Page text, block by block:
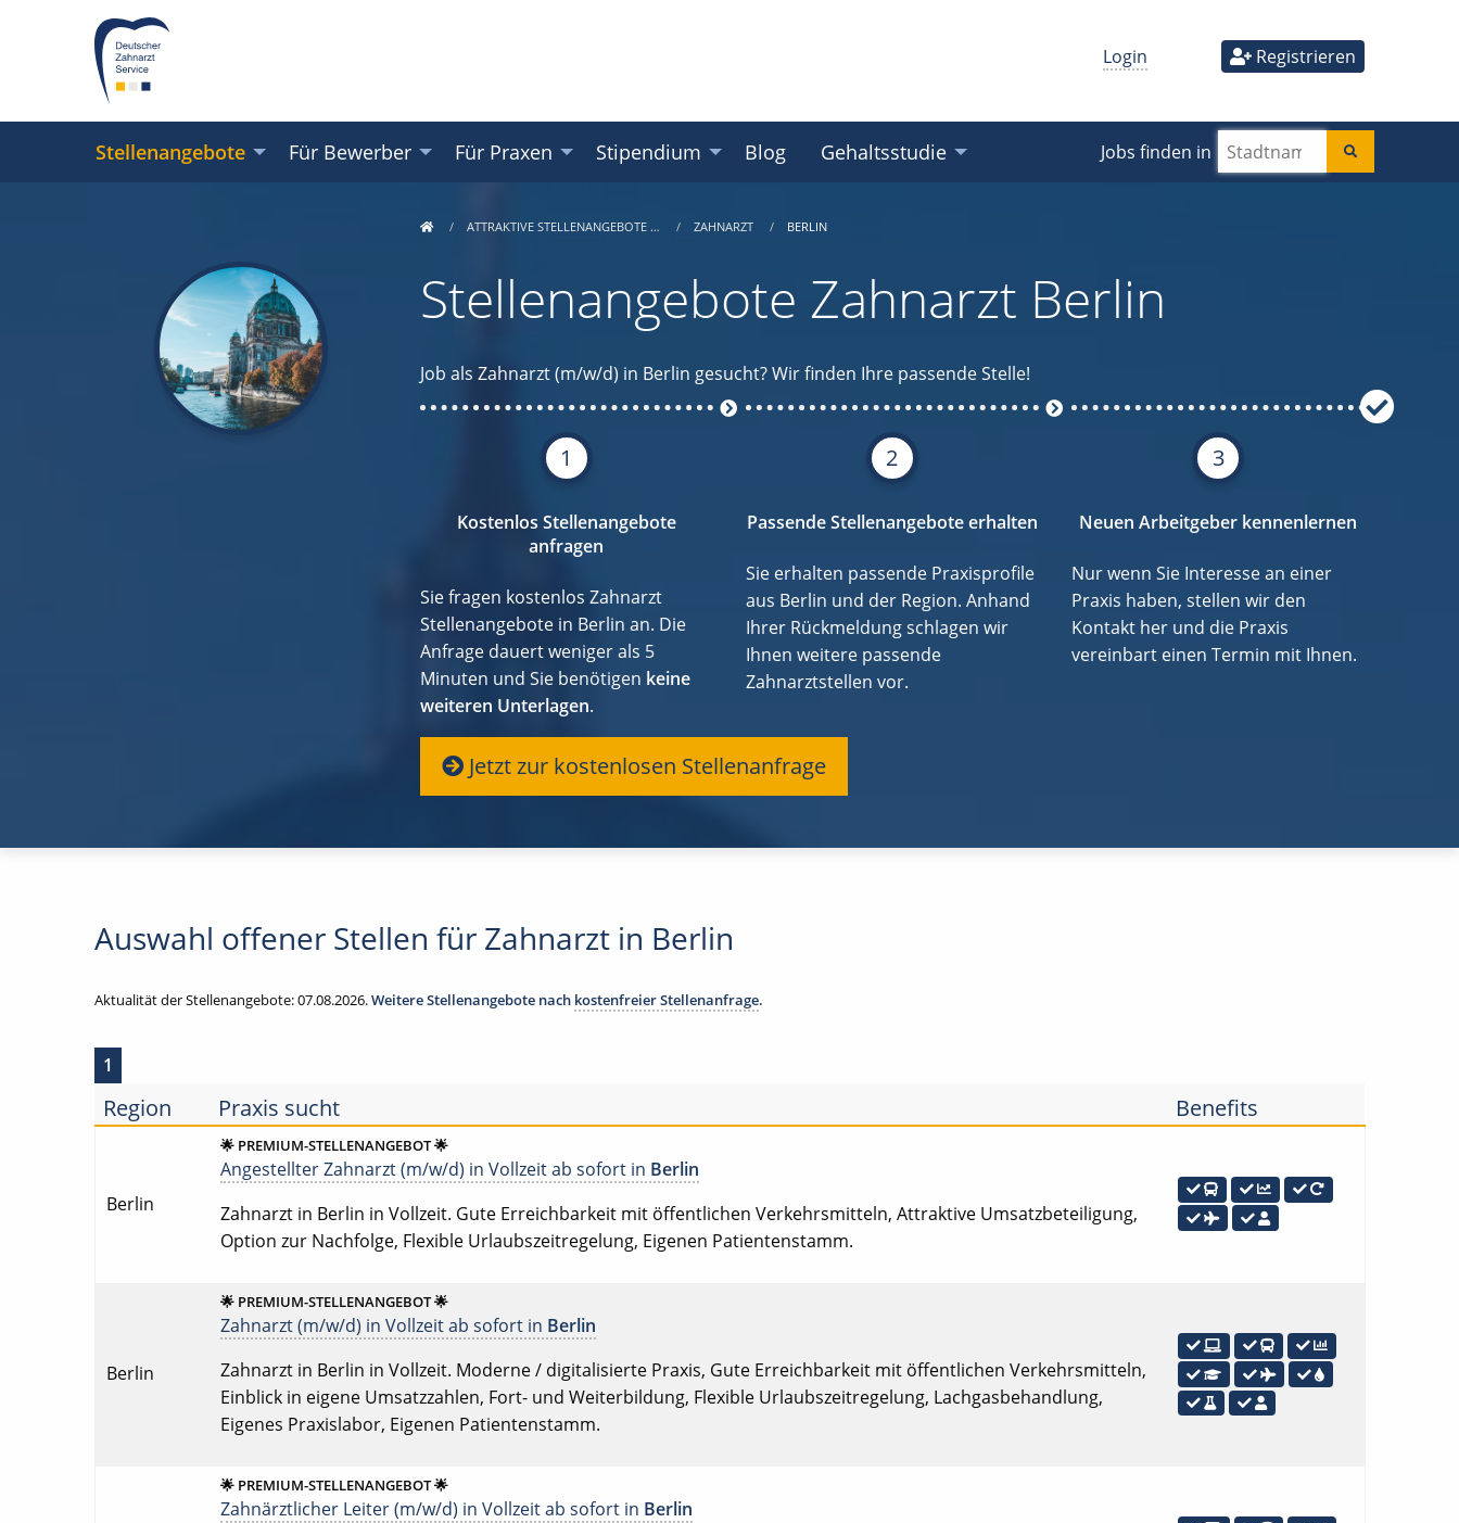
Login Registrieren
Stellenangebote Für Bewerber Für Praxen Stipendium Blog Gehaltsstudie Jobs finden in
ATTRAKTIVE STELLENANGEBOTE … ZAHNARZT BERLIN
Stellenangebote Zahnarzt Berlin
Job als Zahnarzt (m/w/d) in Berlin gesucht? Wir finden Ihre passende Stelle!
1
Kostenlos Stellenangebote
anfragen
Sie fragen kostenlos Zahnarzt
Stellenangebote in Berlin an. Die
Anfrage dauert weniger als 5
Minuten und Sie benötigen keine
weiteren Unterlagen.
2
Passende Stellenangebote erhalten
Sie erhalten passende Praxisprofile
aus Berlin und der Region. Anhand
Ihrer Rückmeldung schlagen wir
Ihnen weitere passende
Zahnarztstellen vor.
3
Neuen Arbeitgeber kennenlernen
Nur wenn Sie Interesse an einer
Praxis haben, stellen wir den
Kontakt her und die Praxis
vereinbart einen Termin mit Ihnen.
Jetzt zur kostenlosen Stellenanfrage
Auswahl offener Stellen für Zahnarzt in Berlin
Aktualität der Stellenangebote: 07.08.2026.Weitere Stellenangebote nach kostenfreier Stellenanfrage.
1
Region Praxis sucht Benefits
Berlin
🌟 PREMIUM-STELLENANGEBOT 🌟
Angestellter Zahnarzt (m/w/d) in Vollzeit ab sofort in Berlin
Zahnarzt in Berlin in Vollzeit. Gute Erreichbarkeit mit öffentlichen Verkehrsmitteln, Attraktive Umsatzbeteiligung,
Option zur Nachfolge, Flexible Urlaubszeitregelung, Eigenen Patientenstamm.
Berlin
🌟 PREMIUM-STELLENANGEBOT 🌟
Zahnarzt (m/w/d) in Vollzeit ab sofort in Berlin
Zahnarzt in Berlin in Vollzeit. Moderne / digitalisierte Praxis, Gute Erreichbarkeit mit öffentlichen Verkehrsmitteln,
Einblick in eigene Umsatzzahlen, Fort- und Weiterbildung, Flexible Urlaubszeitregelung, Lachgasbehandlung,
Eigenes Praxislabor, Eigenen Patientenstamm.
🌟 PREMIUM-STELLENANGEBOT 🌟
Zahnärztlicher Leiter (m/w/d) in Vollzeit ab sofort in Berlin